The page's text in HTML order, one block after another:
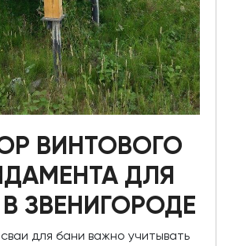
ВИНТОВОГО
ДЛЯ
ЗВЕНИГОРОДЕ
для бани важно учитывать